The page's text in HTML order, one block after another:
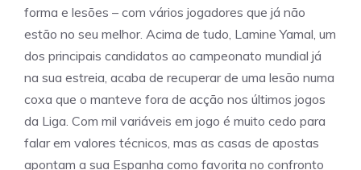
forma e lesões – com vários jogadores que já não
estão no seu melhor. Acima de tudo, Lamine Yamal, um
dos principais candidatos ao campeonato mundial já
na sua estreia, acaba de recuperar de uma lesão numa
coxa que o manteve fora de acção nos últimos jogos
da Liga. Com mil variáveis ​​em jogo é muito cedo para
falar em valores técnicos, mas as casas de apostas
apontam a sua Espanha como favorita no confronto